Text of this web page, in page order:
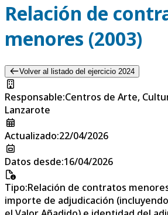
Relación de
menores (2003)
Volver al listado del ejercicio 2024
Responsable:Centros de Arte,
Lanzarote
Actualizado:22/04/2026
Datos desde:16/04/2026
Tipo:Relación de contratos
importe de adjudicación